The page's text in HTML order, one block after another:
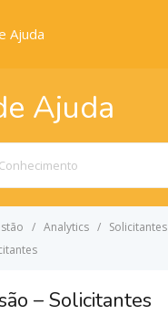
Ajuda
Analytics
Solicitantes
– Solicitantes